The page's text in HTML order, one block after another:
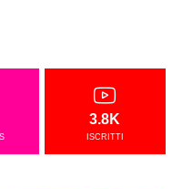
3.8K
ISCRITTI